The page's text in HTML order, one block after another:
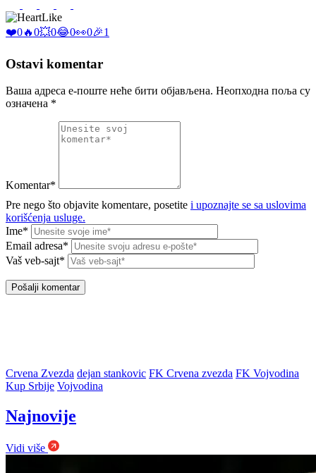
Like
❤️0🔥0💥0😂0👀0🎉1
Ostavi komentar
Ваша адреса е-поште неће бити објављена. Неопходна поља су
означена *
Komentar*
Pre nego što objavite komentare, posetite i upoznajte se sa uslovima
korišćenja usluge.
Ime*
Email adresa*
Vaš veb-sajt*
Crvena Zvezda dejan stankovic FK Crvena zvezda FK Vojvodina
Kup Srbije Vojvodina
Najnovije
Vidi više